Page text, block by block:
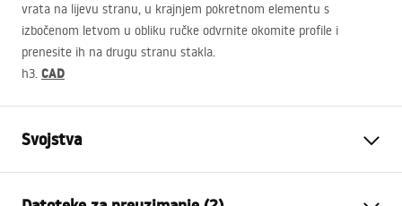
vrata na lijevu stranu, u krajnjem pokretnom elementu s
izbočenom letvom u obliku ručke odvrnite okomite profile i
prenesite ih na drugu stranu stakla.
h3. CAD
Svojstva